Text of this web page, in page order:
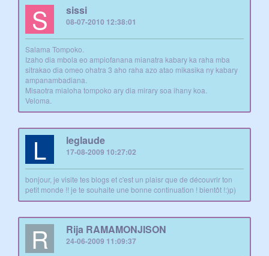
S sissi
08-07-2010 12:38:01
Salama Tompoko.
Izaho dia mbola eo ampiofanana mianatra kabary ka raha mba
sitrakao dia omeo ohatra 3 aho raha azo atao mikasika ny kabary
ampanambadiana.
Misaotra mialoha tompoko ary dia mirary soa ihany koa.
Veloma.
L leglaude
17-08-2009 10:27:02
bonjour, je visite tes blogs et c'est un plaisr que de découvrir ton
petit monde !! je te souhaite une bonne continuation ! bientôt !:)p)
R Rija RAMAMONJISON
24-06-2009 11:09:37